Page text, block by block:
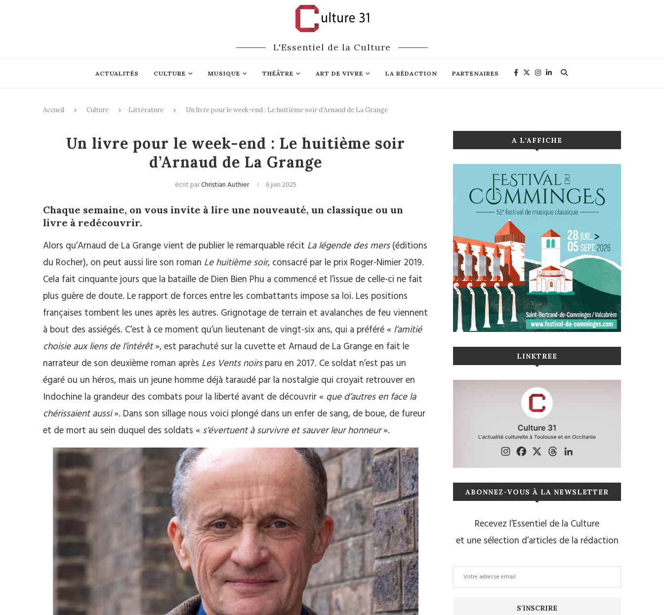
L'Essentiel de la Culture
ACTUALITÉS CULTURE MUSIQUE THÉÂTRE ART DE VIVRE LA RÉDACTION PARTENAIRES
Accueil Culture Littérature Un livre pour le week-end : Le huitième soir d’Arnaud de La Grange
Un livre pour le week-end : Le huitième soir
d’Arnaud de La Grange
écrit parChristian Authier 6 juin 2025
Chaque semaine, on vous invite à lire une nouveauté, un classique ou un
livre à redécouvrir.
Alors qu’Arnaud de La Grange vient de publier le remarquable récit La légende des mers(éditions
du Rocher), on peut aussi lire son roman Le huitième soir, consacré par le prix Roger-Nimier 2019.
Cela fait cinquante jours que la bataille de Dien Bien Phu a commencé et l’issue de celle-ci ne fait
plus guère de doute. Le rapport de forces entre les combattants impose sa loi. Les positions
françaises tombent les unes après les autres. Grignotage de terrain et avalanches de feu viennent
à bout des assiégés. C’est à ce moment qu’un lieutenant de vingt-six ans, qui a préféré « l’amitié
choisie aux liens de l’intérêt», est parachuté sur la cuvette et Arnaud de La Grange en fait le
narrateur de son deuxième roman après Les Vents noirs paru en 2017. Ce soldat n’est pas un
égaré ou un héros, mais un jeune homme déjà taraudé par la nostalgie qui croyait retrouver en
Indochine la grandeur des combats pour la liberté avant de découvrir « que d’autres en face la
chérissaient aussi». Dans son sillage nous voici plongé dans un enfer de sang, de boue, de fureur
et de mort au sein duquel des soldats « s’évertuent à survivre et sauver leur honneur».
A L’AFFICHE
LINKTREE
ABONNEZ-VOUS À LA NEWSLETTER
Recevez l’Essentiel de la Culture
et une sélection d’articles de la rédaction